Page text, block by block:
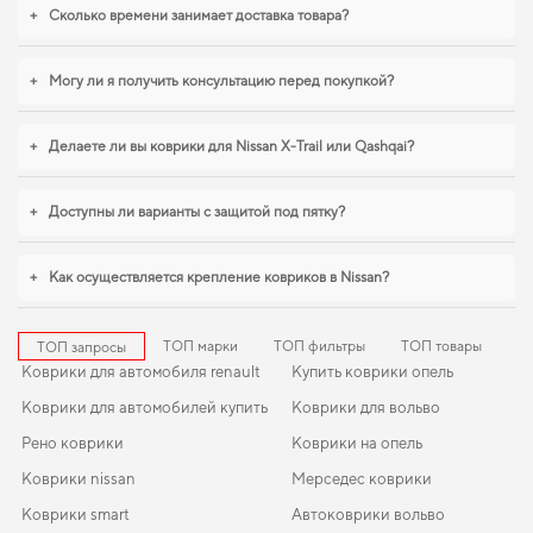
можно без лишних затрат времени. Если вы обновляете интерьер
коврик в багажник тойота аурис
коврик тойота королла
для вашего комфорта и предлагать товары, которым можно доверять
+ Сколько времени занимает доставка товара?
+ Могу ли я получить консультацию перед покупкой?
+ Делаете ли вы коврики для Nissan X-Trail или Qashqai?
+ Доступны ли варианты с защитой под пятку?
+ Как осуществляется крепление ковриков в Nissan?
ТОП запросы ТОП марки ТОП фильтры ТОП товары
Коврики для автомобиля renault
Коврики для автомобилей купить
Рено коврики
Коврики nissan
Коврики smart
Купить коврики опель
Коврики для вольво
Коврики на опель
Мерседес коврики
Автоковрики вольво